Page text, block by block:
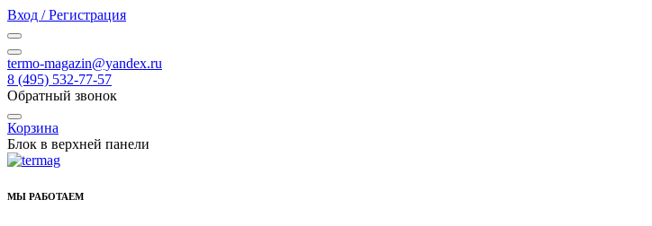
Вход / Регистрация
termo-magazin@yandex.ru
8 (495) 532-77-57
Обратный звонок
Корзина
Блок в верхней панели
МЫ РАБОТАЕМ